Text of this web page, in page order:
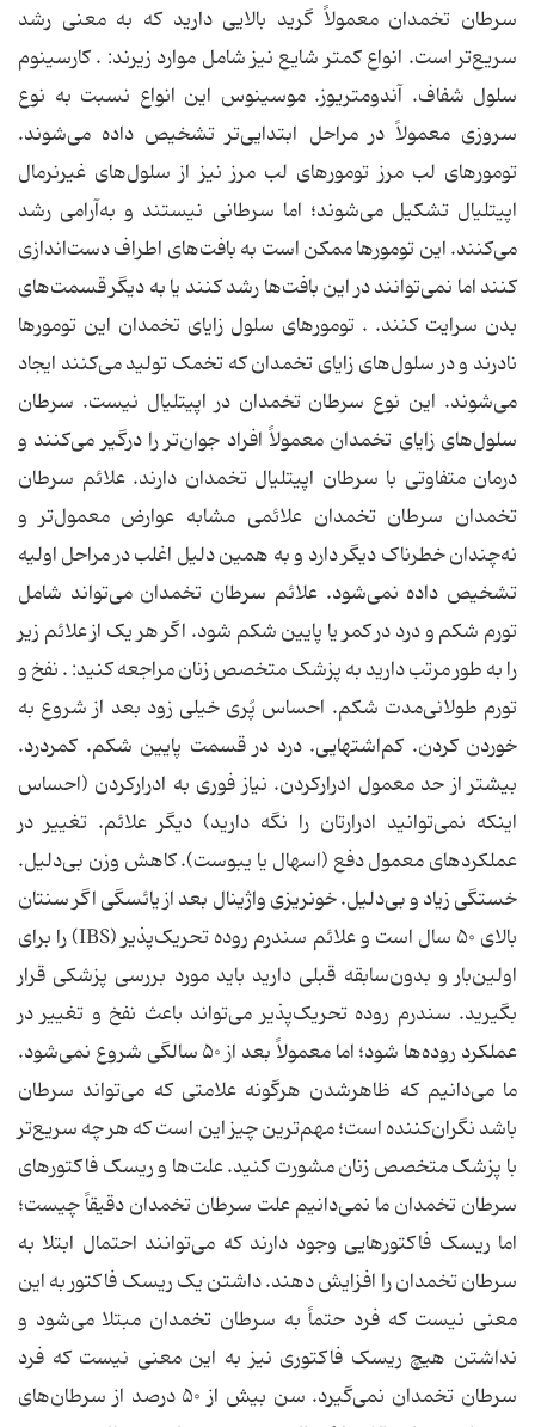
سرطان تخمدان معمولاً گرید بالایی دارید که به معنی رشد
سریع‌تر است. انواع کمتر شایع نیز شامل موارد زیرند: . کارسینوم
سلول شفاف. آندومتریوز. موسینوس این انواع نسبت به نوع
سروزی معمولاً در مراحل ابتدایی‌تر تشخیص داده می‌شوند.
تومورهای لب مرز تومورهای لب مرز نیز از سلول‌های غیرنرمال
اپیتلیال تشکیل می‌شوند؛ اما سرطانی نیستند و به‌آرامی رشد
می‌کنند. این تومورها ممکن است به بافت‌های اطراف دست‌اندازی
کنند اما نمی‌توانند در این بافت‌ها رشد کنند یا به دیگر قسمت‌های
بدن سرایت کنند. . تومورهای سلول زایای تخمدان این تومورها
نادرند و در سلول‌های زایای تخمدان که تخمک تولید می‌کنند ایجاد
می‌شوند. این نوع سرطان تخمدان در اپیتلیال نیست. سرطان
سلول‌های زایای تخمدان معمولاً افراد جوان‌تر را درگیر می‌کنند و
درمان متفاوتی با سرطان اپیتلیال تخمدان دارند. علائم سرطان
تخمدان سرطان تخمدان علائمی مشابه عوارض معمول‌تر و
نه‌چندان خطرناک دیگر دارد و به همین دلیل اغلب در مراحل اولیه
تشخیص داده نمی‌شود. علائم سرطان تخمدان می‌تواند شامل
تورم شکم و درد در کمر یا پایین شکم شود. اگر هر یک از علائم زیر
را به طور مرتب دارید به پزشک متخصص زنان مراجعه کنید: . نفخ و
تورم طولانی‌مدت شکم. احساس پُری خیلی زود بعد از شروع به
خوردن کردن. کم‌اشتهایی. درد در قسمت پایین شکم. کمردرد.
بیشتر از حد معمول ادرارکردن. نیاز فوری به ادرارکردن (احساس
اینکه نمی‌توانید ادرارتان را نگه دارید) دیگر علائم. تغییر در
عملکردهای معمول دفع (اسهال یا یبوست). کاهش وزن بی‌دلیل.
خستگی زیاد و بی‌دلیل. خونریزی واژینال بعد از یائسگی اگر سنتان
بالای ۵۰ سال است و علائم سندرم روده تحریک‌پذیر (IBS) را برای
اولین‌بار و بدون‌سابقه قبلی دارید باید مورد بررسی پزشکی قرار
بگیرید. سندرم روده تحریک‌پذیر می‌تواند باعث نفخ و تغییر در
عملکرد روده‌ها شود؛ اما معمولاً بعد از ۵۰ سالگی شروع نمی‌شود.
ما می‌دانیم که ظاهرشدن هرگونه علامتی که می‌تواند سرطان
باشد نگران‌کننده است؛ مهم‌ترین چیز این است که هر چه سریع‌تر
با پزشک متخصص زنان مشورت کنید. علت‌ها و ریسک فاکتورهای
سرطان تخمدان ما نمی‌دانیم علت سرطان تخمدان دقیقاً چیست؛
اما ریسک فاکتورهایی وجود دارند که می‌توانند احتمال ابتلا به
سرطان تخمدان را افزایش دهند. داشتن یک ریسک فاکتور به این
معنی نیست که فرد حتماً به سرطان تخمدان مبتلا می‌شود و
نداشتن هیچ ریسک فاکتوری نیز به این معنی نیست که فرد
سرطان تخمدان نمی‌گیرد. سن بیش از ۵۰ درصد از سرطان‌های